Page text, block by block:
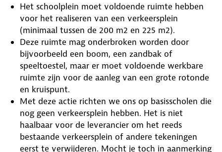
Het schoolplein moet voldoende ruimte hebben
voor het realiseren van een verkeersplein
(minimaal tussen de 200 m2 en 225 m2).
Deze ruimte mag onderbroken worden door
bijvoorbeeld een boom, een zandbak of
speeltoestel, maar er moet voldoende werkbare
ruimte zijn voor de aanleg van een grote rotonde
en kruispunt.
Met deze actie richten we ons op basisscholen die
nog geen verkeersplein hebben. Het is niet
haalbaar voor de leverancier om het reeds
bestaande verkeersplein of andere tekeningen
eerst te verwijderen. Mocht je toch in aanmerking